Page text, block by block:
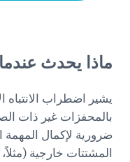
ماذا يحدث عندما
يشير اضطراب الانتباه
بالمحفزات غير ذات
ضرورية لإكمال
المشتتات خارجية